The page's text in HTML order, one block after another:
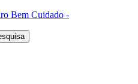
Bem Cuidado -